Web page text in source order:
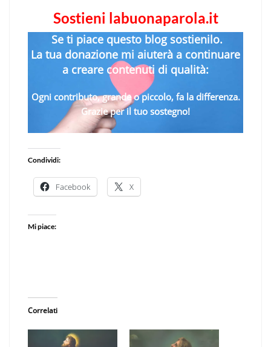
Sostieni labuonaparola.it
Se ti piace questo blog sostienilo.
La tua donazione mi aiuterà a continuare
a creare contenuti di qualità:
Ogni contributo, grande o piccolo, fa la differenza.
Grazie per il tuo sostegno!
Condividi:
Facebook X
Mi piace:
Correlati